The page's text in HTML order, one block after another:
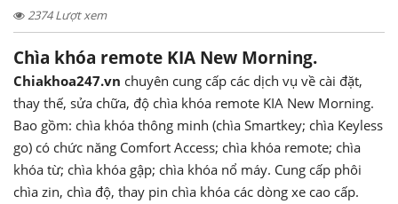
2374 Lượt xem
Chìa khóa remote KIA New Morning.
Chiakhoa247.vn chuyên cung cấp các dịch vụ về cài đặt,
thay thế, sửa chữa, độ chìa khóa remote KIA New Morning.
Bao gồm: chìa khóa thông minh (chìa Smartkey; chìa Keyless
go) có chức năng Comfort Access; chìa khóa remote; chìa
khóa từ; chìa khóa gập; chìa khóa nổ máy. Cung cấp phôi
chìa zin, chìa độ, thay pin chìa khóa các dòng xe cao cấp.